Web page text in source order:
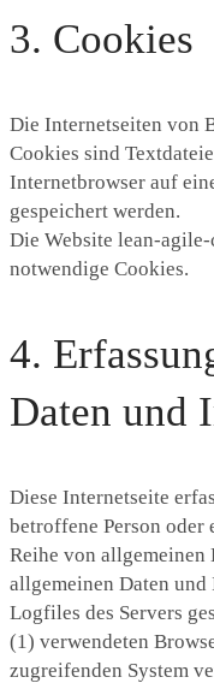
3. Cookies
Die Internetseiten von
Cookies sind
Internetbrowser auf
gespeichert werden.
Die Website lean-
notwendige Cookies.
4.
Daten und
Diese Internetseite
betroffene Person oder
Reihe von allgemeinen
allgemeinen Daten
Logfiles des Servers
(1) verwendeten
zugreifenden System